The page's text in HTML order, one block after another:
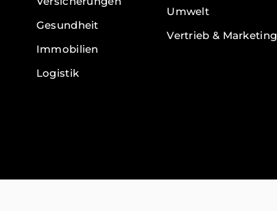
Gesundheit
Immobilien
Logistik
Umwelt
Vertrieb & Marketing